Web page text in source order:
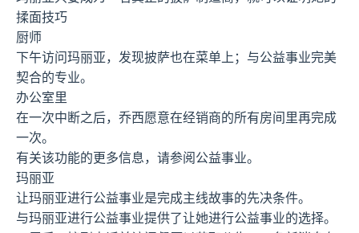
揉面技巧
厨师
下午访问玛丽亚，发现披萨也在菜单上；与公益事业完美
契合的专业。
办公室里
在一次中断之后，乔西愿意在经销商的所有房间里再完成
一次。
有关该功能的更多信息，请参阅公益事业。
玛丽亚
让玛丽亚进行公益事业是完成主线故事的先决条件。
与玛丽亚进行公益事业提供了让她进行公益事业的选择。